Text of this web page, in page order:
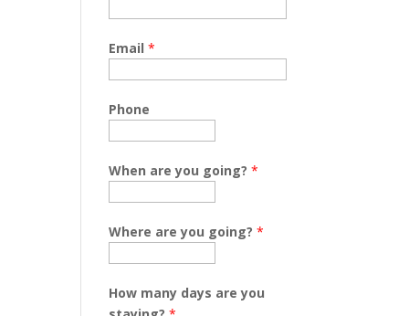
Email*
Phone
When are you going?*
Where are you going?*
How many days are you